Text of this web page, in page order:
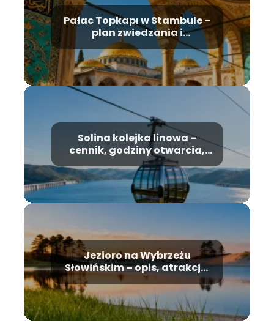
Pałac Topkapı w Stambule –
plan zwiedzania i
najważniejsze atrakcje
Solina kolejka linowa –
cennik, godziny otwarcia,
informacje
Jezioro na Wybrzeżu
Słowińskim – opis, atrakcje,
ciekawostki